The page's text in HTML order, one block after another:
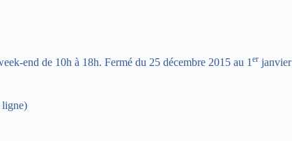
end de 10h à 18h. Fermé du 25 décembre 2015 au 1 er
ligne)